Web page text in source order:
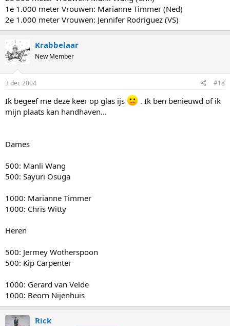
1e 1.000 meter Vrouwen: Marianne Timmer (Ned)
2e 1.000 meter Vrouwen: Jennifer Rodriguez (VS)
Krabbelaar
New Member
3 dec 2004 #18
Ik begeef me deze keer op glas ijs
. Ik ben benieuwd of ik
mijn plaats kan handhaven...
Dames
500: Manli Wang
500: Sayuri Osuga
1000: Marianne Timmer
1000: Chris Witty
Heren
500: Jermey Wotherspoon
500: Kip Carpenter
1000: Gerard van Velde
1000: Beorn Nijenhuis
Rick